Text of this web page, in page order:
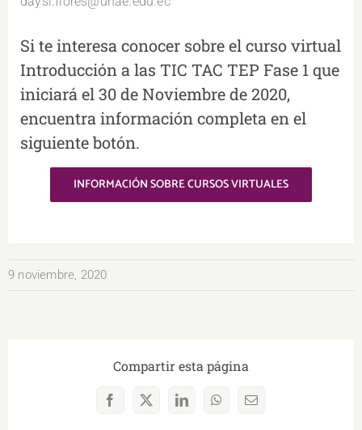
Si te interesa conocer sobre el curso virtual
Introducción a las TIC TAC TEP Fase 1 que
iniciará el 30 de Noviembre de 2020,
encuentra información completa en el
siguiente botón.
INFORMACIÓN SOBRE CURSOS VIRTUALES
9 noviembre, 2020
Compartir esta página
Facebook
X LinkedInWhatsAppCorreo